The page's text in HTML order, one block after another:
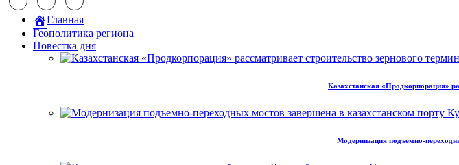
Главная
Геополитика региона
Повестка дня
Казахстанская «Продкорпорация»
Модернизация подъемно-